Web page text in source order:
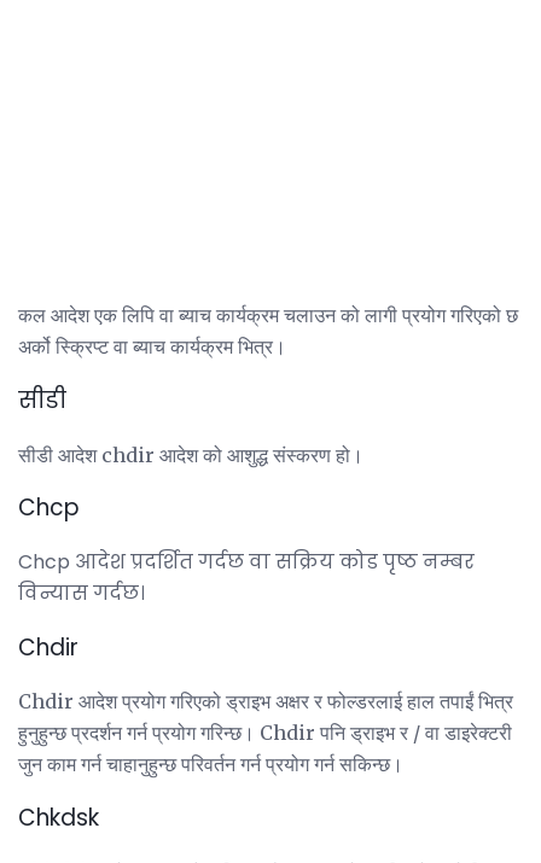
कल आदेश एक लिपि वा ब्याच कार्यक्रम चलाउन को लागी प्रयोग गरिएको छ
अर्को स्क्रिप्ट वा ब्याच कार्यक्रम भित्र।
सीडी
सीडी आदेश chdir आदेश को आशुद्ध संस्करण हो।
Chcp
Chcp आदेश प्रदर्शित गर्दछ वा सक्रिय कोड पृष्ठ नम्बर
विन्यास गर्दछ।
Chdir
Chdir आदेश प्रयोग गरिएको ड्राइभ अक्षर र फोल्डरलाई हाल तपाईं भित्र
हुनुहुन्छ प्रदर्शन गर्न प्रयोग गरिन्छ। Chdir पनि ड्राइभ र / वा डाइरेक्टरी
जुन काम गर्न चाहानुहुन्छ परिवर्तन गर्न प्रयोग गर्न सकिन्छ।
Chkdsk